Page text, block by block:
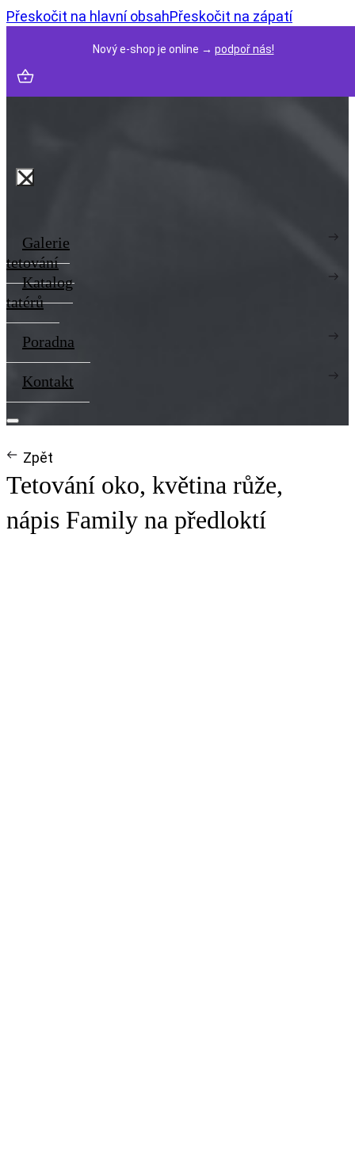
Přeskočit na hlavní obsahPřeskočit na zápatí
Nový e-shop je online → podpoř nás!
Galerie
tetování
Katalog
tatérů
Poradna
Kontakt
Zpět
Tetování oko, květina růže,
nápis Family na předloktí